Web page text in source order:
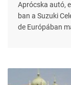
Aprócska autó,
ban a Suzuki
de Európában